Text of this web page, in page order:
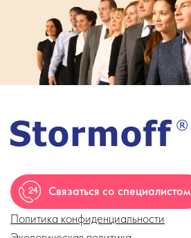
Связаться со специалистом
Политика конфиденциальности